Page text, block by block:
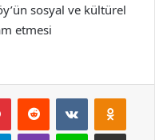
sosyal ve kültürel
etmesi
PinterestReddit VKontakte
TelegramViber Line E-Posta ile